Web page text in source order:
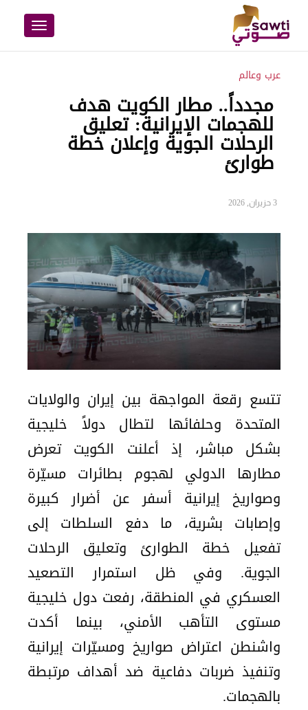
Toggle
navigation
عرب وعالم
مجدداً.. مطار الكويت هدف
للهجمات الإيرانية: تعليق
الرحلات الجوية وإعلان خطة
طوارئ
3 حزيران, 2026
تتسع رقعة المواجهة بين إيران والولايات
المتحدة وحلفائها لتطال دولاً خليجية
بشكل مباشر، إذ أعلنت الكويت تعرض
مطارها الدولي لهجوم بطائرات مسيّرة
وصواريخ إيرانية أسفر عن أضرار كبيرة
وإصابات بشرية، ما دفع السلطات إلى
تفعيل خطة الطوارئ وتعليق الرحلات
الجوية. وفي ظل استمرار التصعيد
العسكري في المنطقة، رفعت دول خليجية
مستوى التأهب الأمني، بينما أكدت
واشنطن اعتراض صواريخ ومسيّرات إيرانية
وتنفيذ ضربات دفاعية ضد أهداف مرتبطة
بالهجمات.